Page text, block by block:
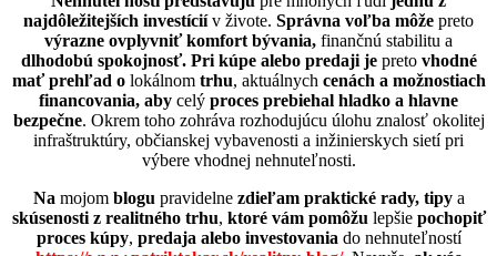
najdôležitejších investíciív živote. Správna voľba môže preto
výrazne ovplyvniť komfort bývania, finančnú stabilitu a
dlhodobú spokojnosť. Pri kúpe alebo predaji jepreto vhodné
mať prehľad olokálnomtrhu, aktuálnych cenách a možnostiach
financovania, aby celý proces prebiehal hladko a hlavne
bezpečne. Okrem toho zohráva rozhodujúcu úlohu znalosť okolitej
infraštruktúry, občianskej vybavenosti a inžinierskych sietí pri
výbere vhodnej nehnuteľnosti.
Na mojomblogu pravidelne zdieľam praktické rady, tipya
skúsenosti z realitného trhu, ktoré vám pomôžu lepšie pochopiť
proces kúpy, predaja alebo investovania do nehnuteľností